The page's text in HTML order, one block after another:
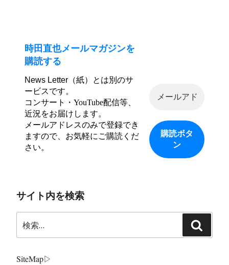
時田直也メールマガジンを
購読する
News Letter（紙）とは別のサ
ービスです。
コンサート・YouTube配信等、
近況をお届けします。
メールアドレスのみで登録でき
ますので、お気軽にご購読くだ
さい。
サイト内を検索
索:
索
SiteMap▷